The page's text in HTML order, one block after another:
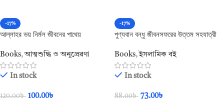
-17%
আল্লাহর ভয় নির্মল জীবনের পাথেয়
Books, আত্মশুদ্ধি ও অনুপ্রেরণা
In stock
120.00৳ 100.00৳
-17%
পুণ্যবান বন্ধু জীবনসফরের উত্তম সহযাত্রী
Books, ইসলামিক বই
In stock
88.00৳ 73.00৳